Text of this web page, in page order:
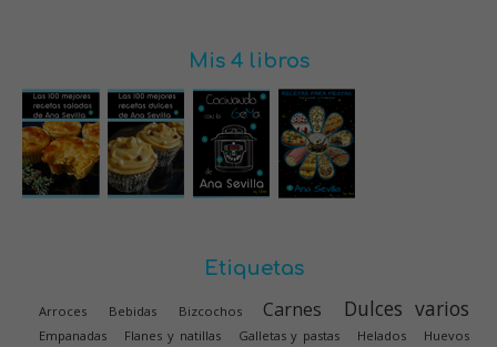
Mis 4 libros
Etiquetas
Arroces Bebidas Bizcochos Carnes Dulces varios
Empanadas Flanes y natillas Galletas y pastas Helados Huevos